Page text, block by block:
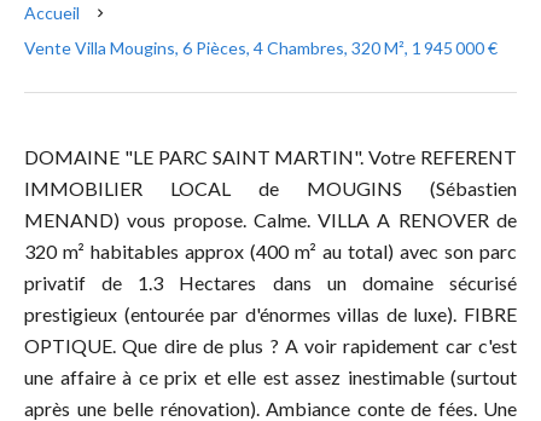
Accueil
Vente Villa Mougins, 6 Pièces, 4 Chambres, 320 M², 1 945 000 €
DOMAINE "LE PARC SAINT MARTIN". Votre REFERENT
IMMOBILIER LOCAL de MOUGINS (Sébastien
MENAND) vous propose. Calme. VILLA A RENOVER de
320 m² habitables approx (400 m² au total) avec son parc
privatif de 1.3 Hectares dans un domaine sécurisé
prestigieux (entourée par d'énormes villas de luxe). FIBRE
OPTIQUE. Que dire de plus ? A voir rapidement car c'est
une affaire à ce prix et elle est assez inestimable (surtout
après une belle rénovation). Ambiance conte de fées. Une